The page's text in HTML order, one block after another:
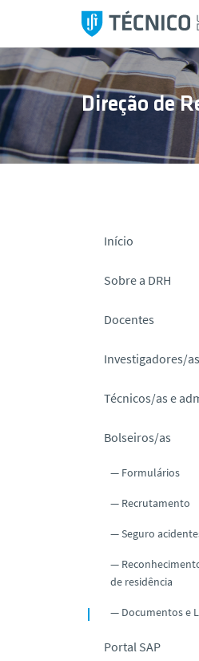
l
t
a
r
p
a
Direção de
Início
Sobre a DRH
Docentes
Investigadores/as
Técnicos/as e
Bolseiros/as
Formulários
Recrutamento
Seguro
de residência
Documentos e
Portal SAP